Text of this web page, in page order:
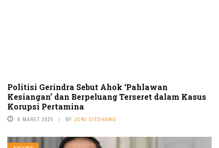
Politisi Gerindra Sebut Ahok ‘Pahlawan
Kesiangan’ dan Berpeluang Terseret dalam Kasus
Korupsi Pertamina
9 MARET 2025 BY JONI SITOHANG